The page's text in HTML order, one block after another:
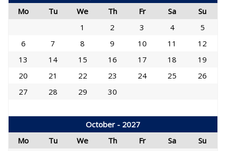
Mo
Tu We Th Fr Sa
Su
1
2 3 4
5
6
7 8 9 10 11
12
13
14 15 16 17 18
19
20
21 22 23 24 25
26
27
28 29 30
October - 2027
Mo
Tu We Th Fr Sa
Su